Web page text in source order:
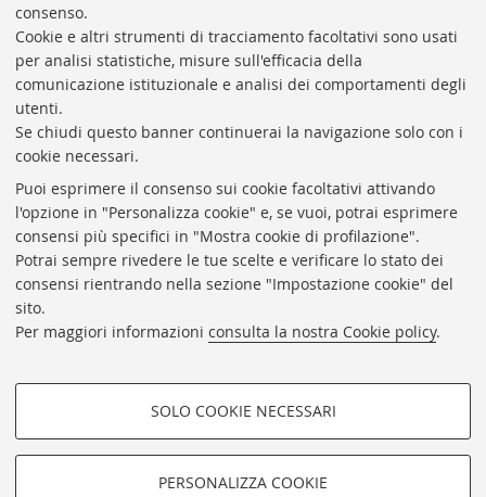
consenso.
Cookie e altri strumenti di tracciamento facoltativi sono usati
per analisi statistiche, misure sull'efficacia della
comunicazione istituzionale e analisi dei comportamenti degli
utenti.
Se chiudi questo banner continuerai la navigazione solo con i
cookie necessari.
Puoi esprimere il consenso sui cookie facoltativi attivando
l'opzione in "Personalizza cookie" e, se vuoi, potrai esprimere
consensi più specifici in "Mostra cookie di profilazione".
Potrai sempre rivedere le tue scelte e verificare lo stato dei
consensi rientrando nella sezione "Impostazione cookie" del
sito.
Per maggiori informazioni consulta la nostra Cookie policy.
COOKIE DI PROFILAZIONE -
FACOLTATIVI
SOLO COOKIE NECESSARI
PERSONALIZZA COOKIE
Responsabile scientifico: prof. Roberto Balzani
Coordinatrice gestionale: Maria Pia Torricelli
Archivio storico dell'Università di Bologna
Via Zamboni, 33 - 40126 Bologna (BO)
Dove siamo
Regolamento
Privacy e note legali
Impostazioni Cookie